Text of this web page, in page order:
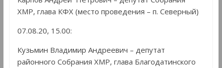
ХМР, глава КФХ (место проведения – п. Северный)
07.08.20, 15.00:
Кузьмин Владимир Андреевич – депутат
районного Собрания ХМР, глава Благодатинского